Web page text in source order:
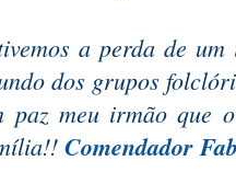
a perda de
dos grupos
paz meu irmão que
Comendador